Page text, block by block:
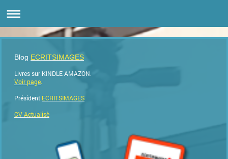
Blog ECRITSIMAGES
Livres sur KINDLE AMAZON.
Voir page.
Président ECRITSIMAGES
CV Actualisè